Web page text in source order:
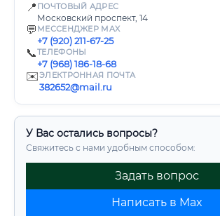
📍 ПОЧТОВЫЙ АДРЕС
Московский проспект, 14
💬 МЕССЕНДЖЕР MAX
+7 (920) 211-67-25
📞ТЕЛЕФОНЫ
+7 (968) 186-18-68
✉️ЭЛЕКТРОННАЯ ПОЧТА
382652@mail.ru
У Вас остались вопросы?
Свяжитесь с нами удобным способом:
Задать вопрос
Написать в Max